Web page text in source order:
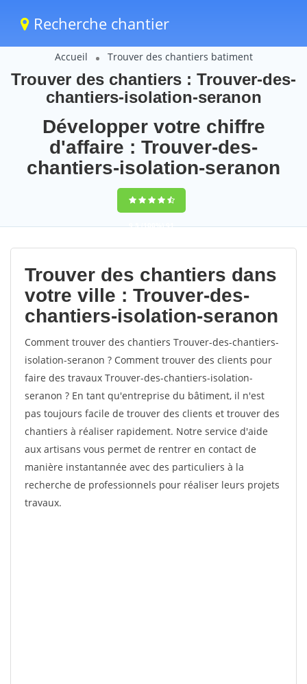
Recherche chantier
Accueil Trouver des chantiers batiment
Trouver des chantiers : Trouver-des-
chantiers-isolation-seranon
Développer votre chiffre
d'affaire : Trouver-des-
chantiers-isolation-seranon
9,5(100%)91
votes
Trouver des chantiers dans
votre ville : Trouver-des-
chantiers-isolation-seranon
Comment trouver des chantiers Trouver-des-chantiers-
isolation-seranon ? Comment trouver des clients pour
faire des travaux Trouver-des-chantiers-isolation-
seranon ? En tant qu'entreprise du bâtiment, il n'est
pas toujours facile de trouver des clients et trouver des
chantiers à réaliser rapidement. Notre service d'aide
aux artisans vous permet de rentrer en contact de
manière instantannée avec des particuliers à la
recherche de professionnels pour réaliser leurs projets
travaux.